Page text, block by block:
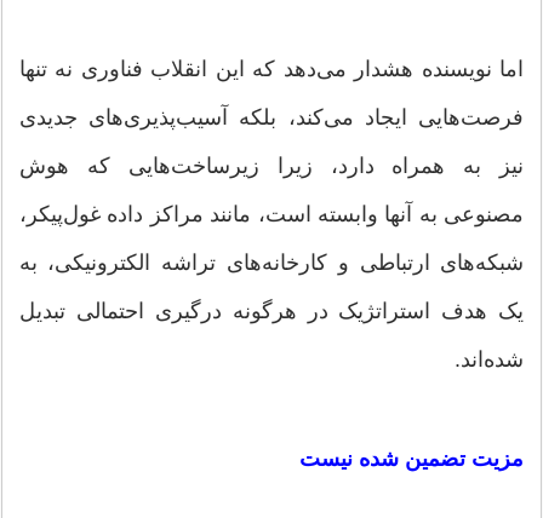
اما نویسنده هشدار می‌دهد که این انقلاب فناوری نه تنها
فرصت‌هایی ایجاد می‌کند، بلکه آسیب‌پذیری‌های جدیدی
نیز به همراه دارد، زیرا زیرساخت‌هایی که هوش
مصنوعی به آنها وابسته است، مانند مراکز داده غول‌پیکر،
شبکه‌های ارتباطی و کارخانه‌های تراشه الکترونیکی، به
یک هدف استراتژیک در هرگونه درگیری احتمالی تبدیل
شده‌اند.
مزیت تضمین شده نیست